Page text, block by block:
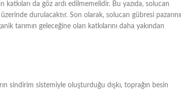
da göz ardı edilmemelidir. Bu yazıda, solucan
durulacaktır. Son olarak, solucan gübresi
tarımın geleceğine olan katkılarını daha yakından
sindirim sistemiyle oluşturduğu dışkı, toprağın besin